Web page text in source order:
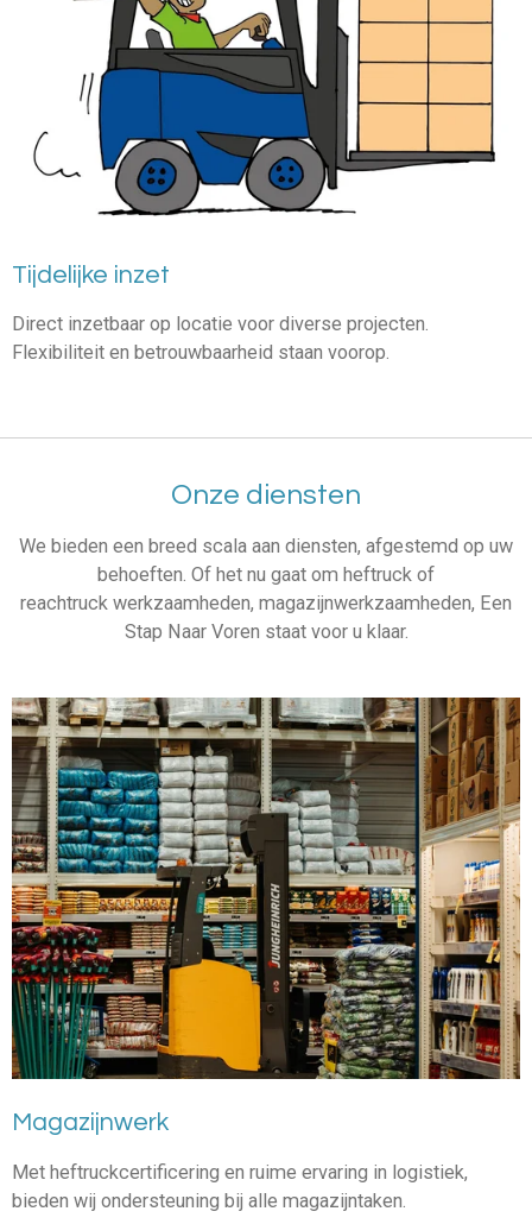
Tijdelijke inzet
Direct inzetbaar op locatie voor diverse projecten.
Flexibiliteit en betrouwbaarheid staan voorop.
Onze diensten
We bieden een breed scala aan diensten, afgestemd op uw
behoeften. Of het nu gaat om heftruck of
reachtruck werkzaamheden, magazijnwerkzaamheden, Een
Stap Naar Voren staat voor u klaar.
Magazijnwerk
Met heftruckcertificering en ruime ervaring in logistiek,
bieden wij ondersteuning bij alle magazijntaken.